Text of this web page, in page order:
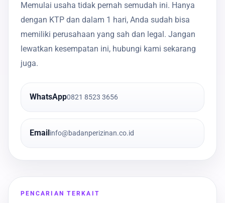
Memulai usaha tidak pernah semudah ini. Hanya
dengan KTP dan dalam 1 hari, Anda sudah bisa
memiliki perusahaan yang sah dan legal. Jangan
lewatkan kesempatan ini, hubungi kami sekarang
juga.
WhatsApp0821 8523 3656
Email info@badanperizinan.co.id
PENCARIAN TERKAIT